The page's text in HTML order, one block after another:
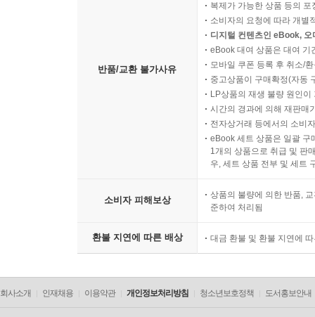
반품/교환 불가사유
복제가 가능한 상품 등의
소비자의 요청에 따라 개별
디지털 컨텐츠인 eBook,
eBook 대여 상품은 대여 기
모바일 쿠폰 등록 후 취소/
중고상품이 구매확정(자동
LP상품의 재생 불량 원인
시간의 경과에 의해 재판매
전자상거래 등에서의 소비
eBook 세트 상품은 일괄 구
1개의 상품으로 취급 및 판
우, 세트 상품 전부 및 세트
소비자 피해보상
상품의 불량에 의한 반품,
준하여 처리됨
환불 지연에 따른 배상 대금 환불 및 환불 지연에
회사소개 인재채용 이용약관 개인정보처리방침 청소년보호정책 도서홍보안내